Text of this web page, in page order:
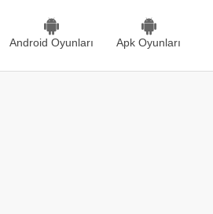
Android Oyunları Apk Oyunları